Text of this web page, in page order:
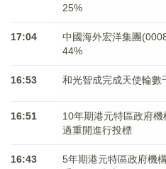
25%
17:04
中國海外宏洋集團
44%
16:53 和光智成完成天使輪數
16:51
10年期港元特區政府
過重開進行投標
16:43
5年期港元特區政府機